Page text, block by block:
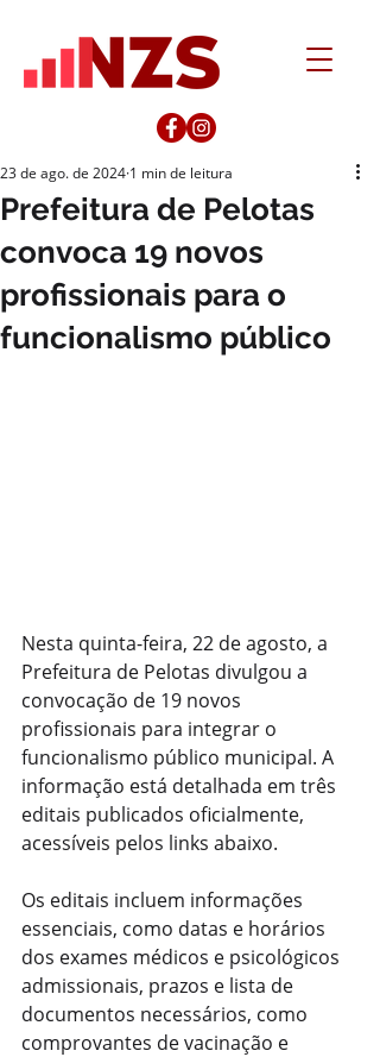
Prefeitura de Pelotas
convoca 19 novos
profissionais para o
funcionalismo público
23 de ago. de 2024 1 min de leitura
Nesta quinta-feira, 22 de agosto, a
Prefeitura de Pelotas divulgou a
convocação de 19 novos
profissionais para integrar o
funcionalismo público municipal. A
informação está detalhada em três
editais publicados oficialmente,
acessíveis pelos links abaixo.
Os editais incluem informações
essenciais, como datas e horários
dos exames médicos e psicológicos
admissionais, prazos e lista de
documentos necessários, como
comprovantes de vacinação e